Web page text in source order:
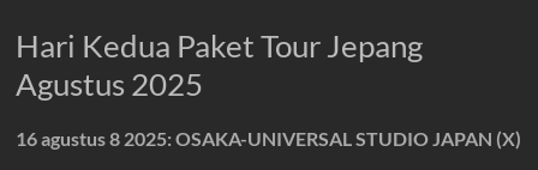
Hari Kedua Paket Tour Jepang
Agustus 2025
16 agustus 8 2025: OSAKA-UNIVERSAL STUDIO JAPAN (X)